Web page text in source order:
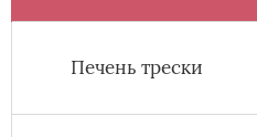
Печень трески